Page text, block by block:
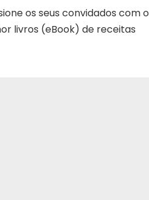
os seus convidados com o
livros (eBook) de receitas